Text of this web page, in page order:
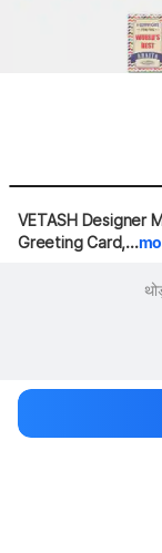
VETASH Designer
Greeting Card,...